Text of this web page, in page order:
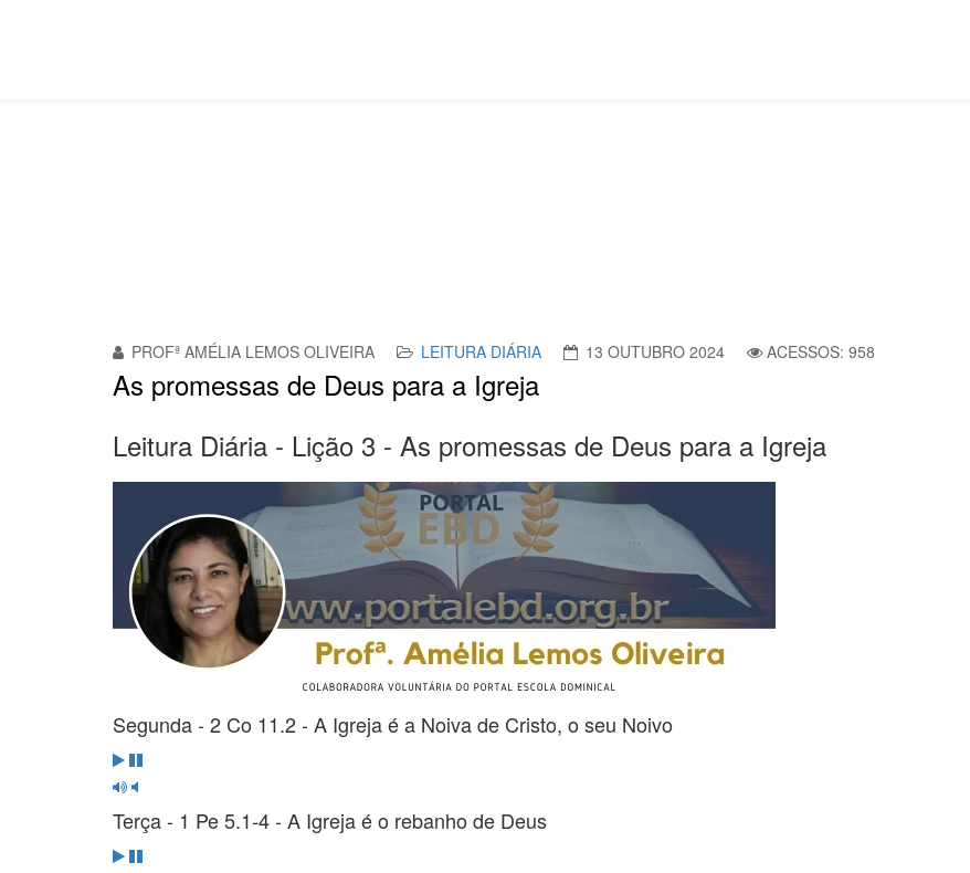
PROFª AMÉLIA LEMOS OLIVEIRA LEITURA DIÁRIA 13 OUTUBRO 2024 ACESSOS: 958
As promessas de Deus para a Igreja
Leitura Diária - Lição 3 - As promessas de Deus para a Igreja
Segunda - 2 Co 11.2 - A Igreja é a Noiva de Cristo, o seu Noivo
Terça - 1 Pe 5.1-4 - A Igreja é o rebanho de Deus